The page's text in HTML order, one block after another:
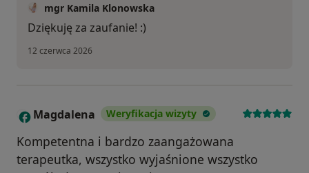
mgr Kamila Klonowska
Dziękuję za zaufanie! :)
12 czerwca 2026
M Magdalena Weryfikacja wizyty
Kompetentna i bardzo zaangażowana
terapeutka, wszystko wyjaśnione wszystko